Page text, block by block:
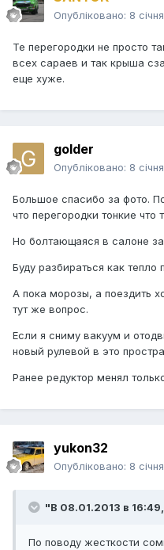
Опубліковано: 8
Те перегородки не просто
всех сараев и так крыша
еще хуже.
golder
Опубліковано: 8
Большое спасибо за фото.
что перегородки тонкие что
Но болтающаяся в салоне
Буду разбираться как тепло
А пока морозы, а поездить
тут же вопрос.
Если я сниму вакуум и
новый рулевой в это
Ранее редуктор менял
yukon32
Опубліковано: 8
"В 08.01.2013 в
По поводу жесткости